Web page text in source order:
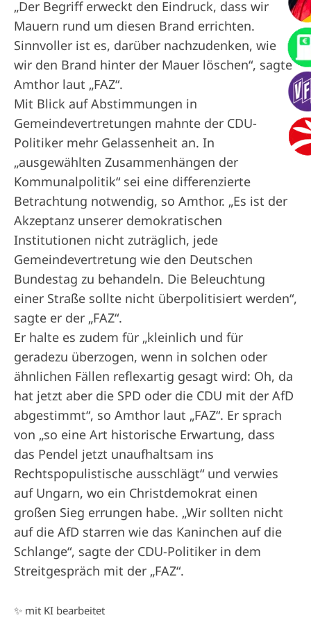
„Der Begriff erweckt den Eindruck, dass wir
Mauern rund um diesen Brand errichten.
Sinnvoller ist es, darüber nachzudenken, wie
wir den Brand hinter der Mauer löschen“, sagte
Amthor laut „FAZ“.
Mit Blick auf Abstimmungen in
Gemeindevertretungen mahnte der CDU-
Politiker mehr Gelassenheit an. In
„ausgewählten Zusammenhängen der
Kommunalpolitik“ sei eine differenzierte
Betrachtung notwendig, so Amthor. „Es ist der
Akzeptanz unserer demokratischen
Institutionen nicht zuträglich, jede
Gemeindevertretung wie den Deutschen
Bundestag zu behandeln. Die Beleuchtung
einer Straße sollte nicht überpolitisiert werden“,
sagte er der „FAZ“.
Er halte es zudem für „kleinlich und für
geradezu überzogen, wenn in solchen oder
ähnlichen Fällen reflexartig gesagt wird: Oh, da
hat jetzt aber die SPD oder die CDU mit der AfD
abgestimmt“, so Amthor laut „FAZ“. Er sprach
von „so eine Art historische Erwartung, dass
das Pendel jetzt unaufhaltsam ins
Rechtspopulistische ausschlägt“ und verwies
auf Ungarn, wo ein Christdemokrat einen
großen Sieg errungen habe. „Wir sollten nicht
auf die AfD starren wie das Kaninchen auf die
Schlange“, sagte der CDU-Politiker in dem
Streitgespräch mit der „FAZ“.
✨ mit KI bearbeitet